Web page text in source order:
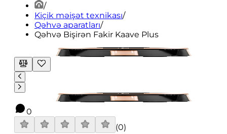
/
Kiçik məişət texnikası/
Qəhvə aparatları/
Qəhvə Bişirən Fakir Kaave Plus
0
(0)